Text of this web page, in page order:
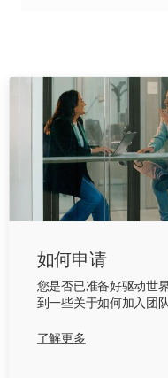
如何申请
您是否已准备好驱动世
到一些关于如何加入团
了解更多